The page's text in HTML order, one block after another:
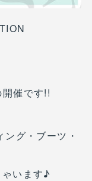
催です!!
グ・ブーツ・
います♪